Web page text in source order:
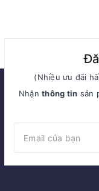
(Nhiều ưu đãi
Nhậnthông tin sản